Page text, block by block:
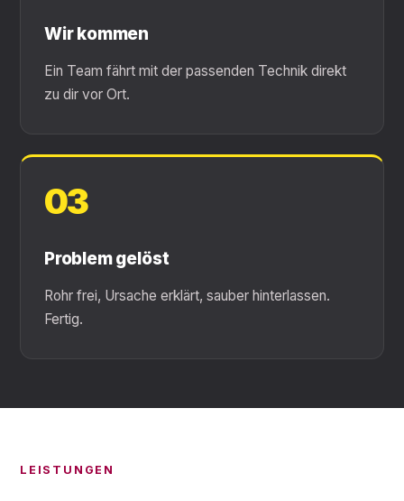
Wir kommen
Ein Team fährt mit der passenden Technik direkt
zu dir vor Ort.
03
Problem gelöst
Rohr frei, Ursache erklärt, sauber hinterlassen.
Fertig.
LEISTUNGEN